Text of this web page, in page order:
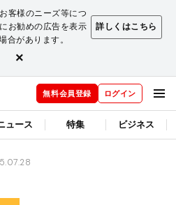
客様のニーズ等につ
お勧めの広告を表示
合があります。
詳しくはこちら
×
無料会員登録 ログイン
ュース 特集 ビジネス